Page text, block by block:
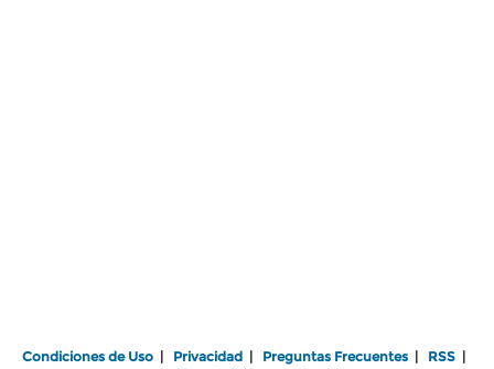
Condiciones de Uso | Privacidad | Preguntas Frecuentes | RSS |